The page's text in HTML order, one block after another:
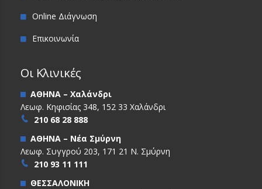
Online Διάγνωση
Επικοινωνία
Οι Κλινικές
ΑΘΗΝΑ – Χαλάνδρι
Λεωφ. Κηφισίας 348, 152 33 Χαλάνδρι
210 68 28 888
ΑΘΗΝΑ – Νέα Σμύρνη
Λεωφ. Συγγρού 203, 171 21 Ν. Σμύρνη
210 93 11 111
ΘΕΣΣΑΛΟΝΙΚΗ